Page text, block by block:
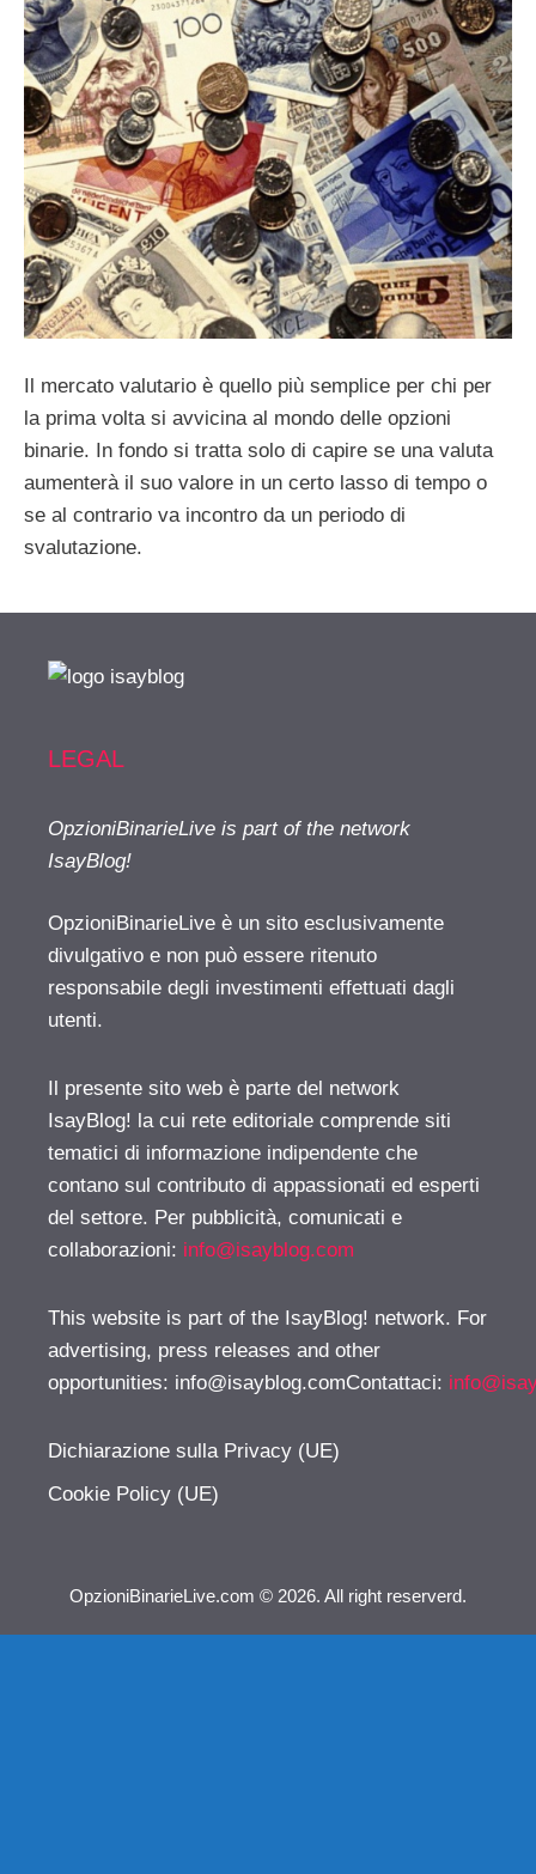
Il mercato valutario è quello più semplice per chi per
la prima volta si avvicina al mondo delle opzioni
binarie. In fondo si tratta solo di capire se una valuta
aumenterà il suo valore in un certo lasso di tempo o
se al contrario va incontro da un periodo di
svalutazione.
LEGAL
OpzioniBinarieLive is part of the network
IsayBlog!
OpzioniBinarieLive è un sito esclusivamente
divulgativo e non può essere ritenuto
responsabile degli investimenti effettuati dagli
utenti.
Il presente sito web è parte del network
IsayBlog! la cui rete editoriale comprende siti
tematici di informazione indipendente che
contano sul contributo di appassionati ed esperti
del settore. Per pubblicità, comunicati e
collaborazioni: info@isayblog.com
This website is part of the IsayBlog! network. For
advertising, press releases and other
opportunities: info@isayblog.comContattaci:
Dichiarazione sulla Privacy (UE)
Cookie Policy (UE)
OpzioniBinarieLive.com © 2026. All right reserverd.